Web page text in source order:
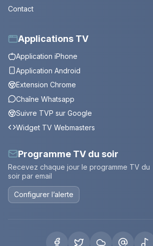
Contact
Applications TV
Application iPhone
Application Android
Extension Chrome
Chaîne Whatsapp
Suivre TVP sur Google
Widget TV Webmasters
Programme TV du soir
Recevez chaque jour le programme TV du
soir par email
Configurer l’alerte